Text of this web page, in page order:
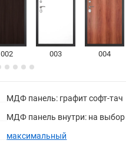
002 003 004
МДФ панель: графит софт-тач
МДФ панель внутри: на выбор
максимальный